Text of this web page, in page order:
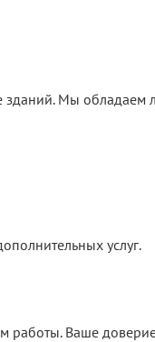
Мы обладаем
услуг.
работы. Ваше